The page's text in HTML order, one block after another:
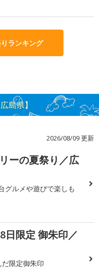
ランキング
島県】
2026/08/09 更新
ーの夏祭り／広
グルメや遊びで楽しも
日限定 御朱印／
限定御朱印